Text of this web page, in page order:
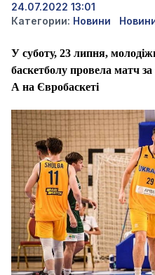
24.07.2022 13:01
Категории: Новини
У суботу, 23 липня,
баскетболу провела матч за
А на Євробаскеті